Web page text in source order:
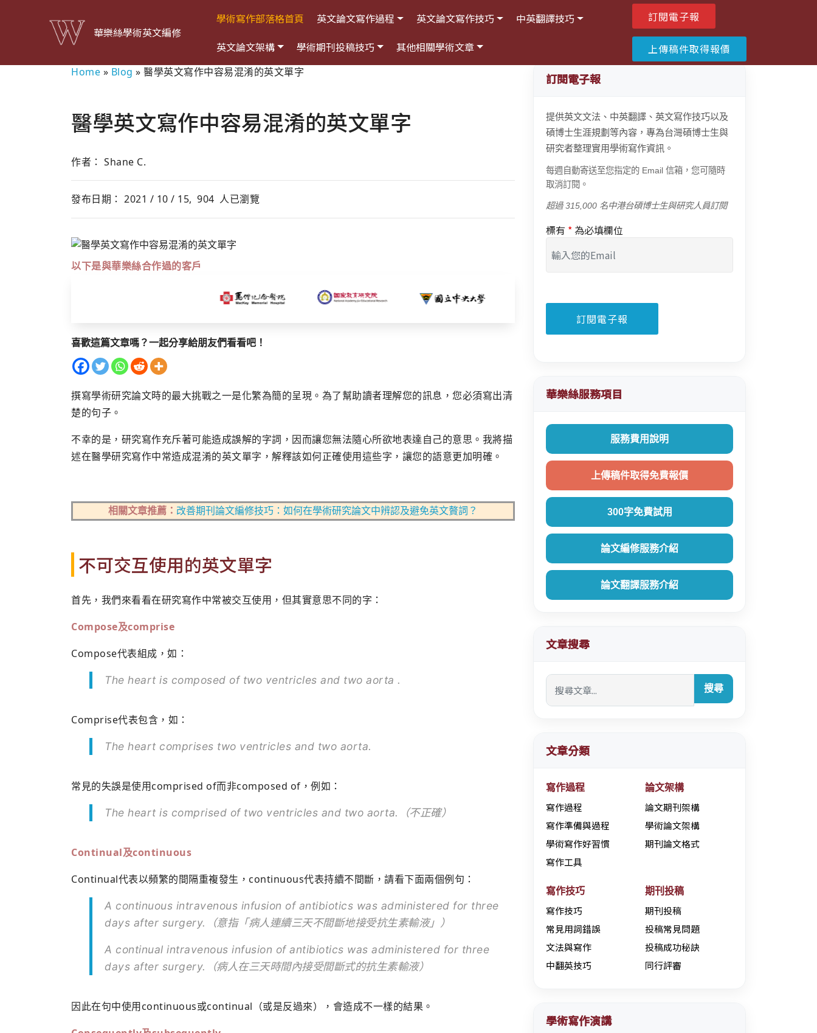
華樂絲學術英文編修
學術寫作部落格首頁 英文論文寫作過程 英文論文寫作技巧
中英翻譯技巧
英文論文架構
學術期刊投稿技巧 其他相關學術文章
訂閱電子報
上傳稿件取得報價
Home » Blog » 醫學英文寫作中容易混淆的英文單字
醫學英文寫作中容易混淆的英文單字
作者： Shane C.
發布日期： 2021 / 10 / 15, 904 人已瀏覽
以下是與華樂絲合作過的客戶
喜歡這篇文章嗎？一起分享給朋友們看看吧！
撰寫學術研究論文時的最大挑戰之一是化繁為簡的呈現。為了幫助讀者理解您的訊息，您必須寫出清
楚的句子。
不幸的是，研究寫作充斥著可能造成誤解的字詞，因而讓您無法隨心所欲地表達自己的意思。我將描
述在醫學研究寫作中常造成混淆的英文單字，解釋該如何正確使用這些字，讓您的語意更加明確。
相關文章推薦： 改善期刊論文編修技巧：如何在學術研究論文中辨認及避免英文贅詞？
不可交互使用的英文單字
首先，我們來看看在研究寫作中常被交互使用，但其實意思不同的字：
Compose及comprise
Compose代表組成，如：
The heart is composed of two ventricles and two aorta .
Comprise代表包含，如：
The heart comprises two ventricles and two aorta.
常見的失誤是使用comprised of而非composed of，例如：
The heart is comprised of two ventricles and two aorta.（不正確）
Continual及continuous
Continual代表以頻繁的間隔重複發生，continuous代表持續不間斷，請看下面兩個例句：
A continuous intravenous infusion of antibiotics was administered for three
days after surgery.（意指「病人連續三天不間斷地接受抗生素輸液」）
A continual intravenous infusion of antibiotics was administered for three
days after surgery.（病人在三天時間內接受間斷式的抗生素輸液）
因此在句中使用continuous或continual（或是反過來），會造成不一樣的結果。
訂閱電子報
提供英文文法、中英翻譯、英文寫作技巧以及
碩博士生涯規劃等內容，專為台灣碩博士生與
研究者整理實用學術寫作資訊。
每週自動寄送至您指定的 Email 信箱，您可隨時
取消訂閱。
超過 315,000 名中港台碩博士生與研究人員訂閱
標有 * 為必填欄位
華樂絲服務項目
服務費用說明
上傳稿件取得免費報價
300字免費試用
論文編修服務介紹
論文翻譯服務介紹
文章搜尋
搜尋
文章分類
寫作過程
寫作過程
寫作準備與過程
學術寫作好習慣
寫作工具
論文架構
論文期刊架構
學術論文架構
期刊論文格式
寫作技巧
寫作技巧
常見用詞錯誤
文法與寫作
中翻英技巧
期刊投稿
期刊投稿
投稿常見問題
投稿成功秘訣
同行評審
學術寫作演講